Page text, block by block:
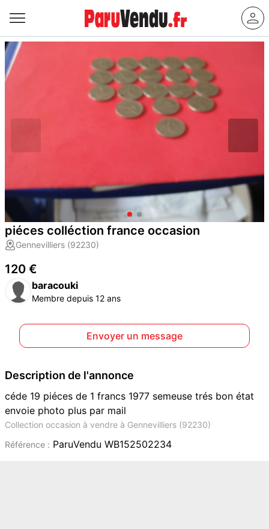
piéces colléction france occasion
Gennevilliers (92230)
120 €
baracouki
Membre depuis 12 ans
Envoyer un message
Description de l'annonce
céde 19 piéces de 1 francs 1977 semeuse trés bon état
envoie photo plus par mail
Collection occasion à vendre à Gennevilliers (92230)
Référence : ParuVendu WB152502234